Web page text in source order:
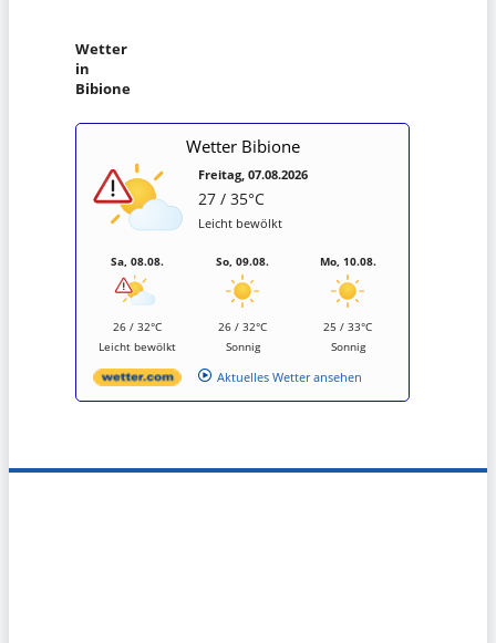
Wetter
in
Bibione
Wetter Bibione
Freitag, 07.08.2026
27 / 35°C
Leicht bewölkt
Sa, 08.08.
26 / 32°C
Leicht bewölkt
So, 09.08.
26 / 32°C
Sonnig
Mo, 10.08.
25 / 33°C
Sonnig
Aktuelles Wetter ansehen